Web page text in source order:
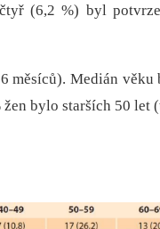
(6,2 %) byl
měsíců). Medián
bylo starších 50 let